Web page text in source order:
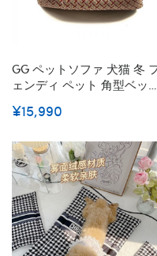
GG ペットソファ 犬猫 冬
ェンディ ペット 角型ベッド
角型Ｍサイズ FF柄 犬 ベッド
ピー ベット用品 模様 寝
具 かわいい 暖か
¥15,990